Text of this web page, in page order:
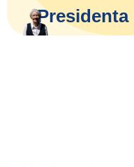
Presidenta